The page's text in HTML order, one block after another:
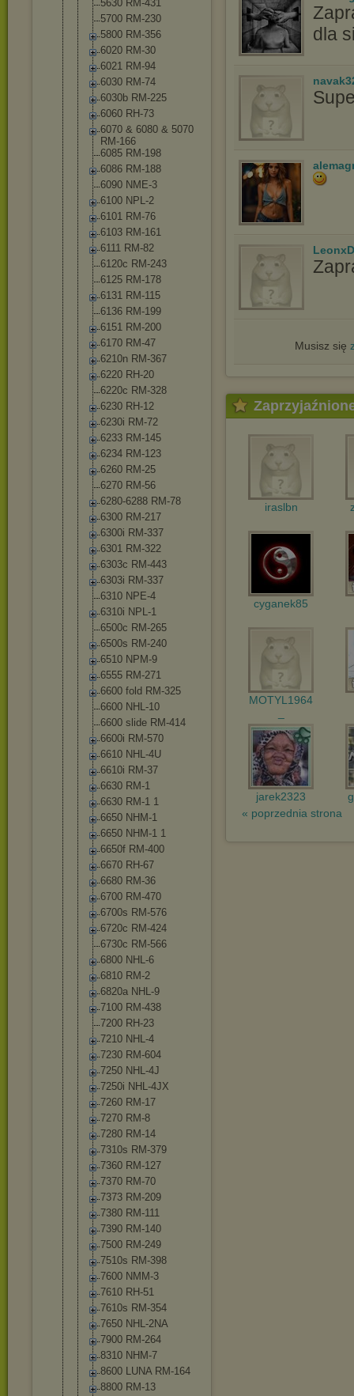
5630 RM-431
5700 RM-230
5800 RM-356
6020 RM-30
6021 RM-94
6030 RM-74
6030b RM-225
6060 RH-73
6070 & 6080 & 5070
RM-166
6085 RM-198
6086 RM-188
6090 NME-3
6100 NPL-2
6101 RM-76
6103 RM-161
6111 RM-82
6120c RM-243
6125 RM-178
6131 RM-115
6136 RM-199
6151 RM-200
6170 RM-47
6210n RM-367
6220 RH-20
6220c RM-328
6230 RH-12
6230i RM-72
6233 RM-145
6234 RM-123
6260 RM-25
6270 RM-56
6280-6288 RM-78
6300 RM-217
6300i RM-337
6301 RM-322
6303c RM-443
6303i RM-337
6310 NPE-4
6310i NPL-1
6500c RM-265
6500s RM-240
6510 NPM-9
6555 RM-271
6600 fold RM-325
6600 NHL-10
6600 slide RM-414
6600i RM-570
6610 NHL-4U
6610i RM-37
6630 RM-1
6630 RM-1 1
6650 NHM-1
6650 NHM-1 1
6650f RM-400
6670 RH-67
6680 RM-36
6700 RM-470
6700s RM-576
6720c RM-424
6730c RM-566
6800 NHL-6
6810 RM-2
6820a NHL-9
7100 RM-438
7200 RH-23
7210 NHL-4
7230 RM-604
7250 NHL-4J
7250i NHL-4JX
7260 RM-17
7270 RM-8
7280 RM-14
7310s RM-379
7360 RM-127
7370 RM-70
7373 RM-209
7380 RM-111
7390 RM-140
7500 RM-249
7510s RM-398
7600 NMM-3
7610 RH-51
7610s RM-354
7650 NHL-2NA
7900 RM-264
8310 NHM-7
8600 LUNA RM-164
8800 RM-13
dla
Musisz się
iraslbn
cyganek85
MOTYL1964
jarek2323
« poprzednia strona